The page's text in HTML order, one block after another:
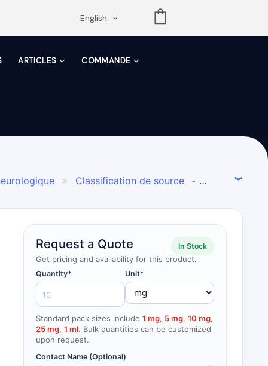
English
ARTICLES COMMANDE
 Classification de source -
- Autres alcaloïdes  Anisodus
Request a Quote
Get pricing and availability for this product.
In Stock
Quantity* Unit*
Standard pack sizes include 1 mg, 5 mg, 10 mg,
25 mg, 1 ml. Bulk quantities can be customized
upon request.
Contact Name (Optional)